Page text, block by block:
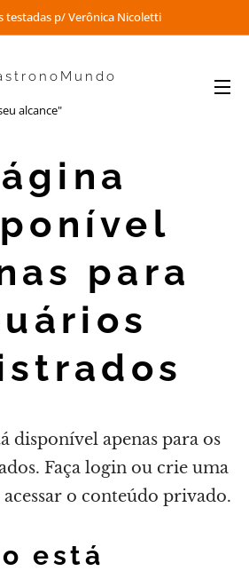
testadas p/ Verônica Nicoletti
alcance"
para
disponível apenas para os
Faça login ou crie uma
o conteúdo privado.
está